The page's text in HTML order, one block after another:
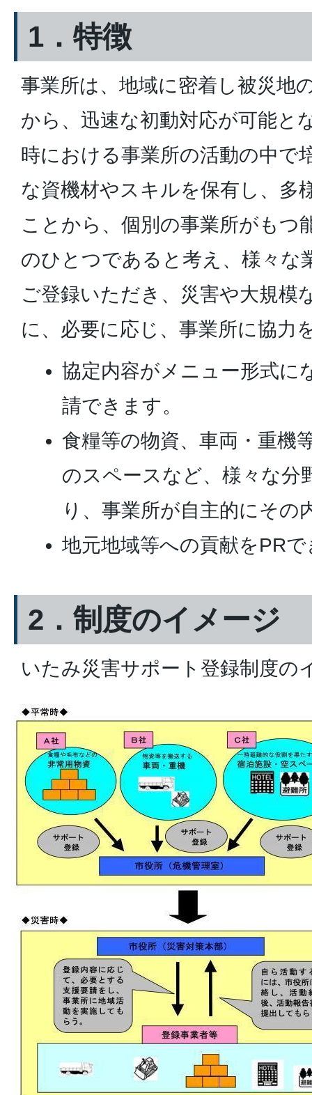
1．特徴
事業所は、地域に密着し被災地
から、迅速な初動対応が可能と
時における事業所の活動の中で
な資機材やスキルを保有し、多
ことから、個別の事業所がもつ
のひとつであると考え、様々な
ご登録いただき、災害や大規模
に、必要に応じ、事業所に協力
協定内容がメニュー形式に
請できます。
食糧等の物資、車両・重機
のスペースなど、様々な分
り、事業所が自主的にその
地元地域等への貢献をPR
2．制度のイメージ
いたみ災害サポート登録制度の